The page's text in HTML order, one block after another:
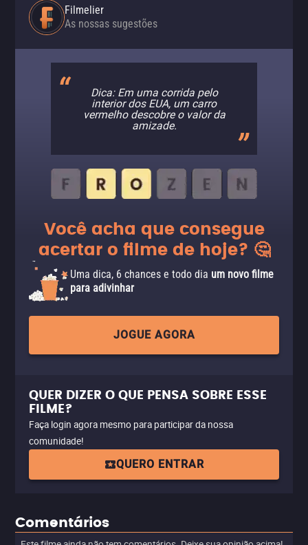
Filmelier
As nossas sugestões
Dica: Em uma corrida pelo
interior dos EUA, um carro
vermelho descobre o valor da
amizade.
Você acha que consegue
acertar o filme de hoje? 🤔
Uma dica, 6 chances e todo dia um novo filme
para adivinhar
JOGUE AGORA
QUER DIZER O QUE PENSA SOBRE ESSE
FILME?
Faça login agora mesmo para participar da nossa
comunidade!
QUERO ENTRAR
Comentários